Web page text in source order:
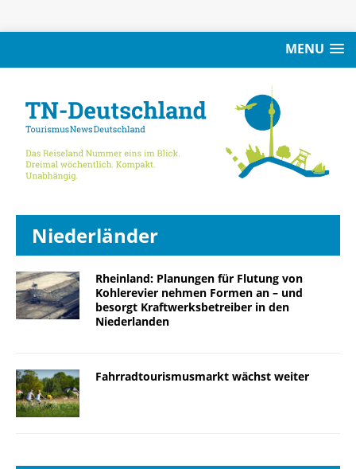
MENU
Niederländer
Rheinland: Planungen für Flutung von
Kohlerevier nehmen Formen an – und
besorgt Kraftwerksbetreiber in den
Niederlanden
Fahrradtourismusmarkt wächst weiter